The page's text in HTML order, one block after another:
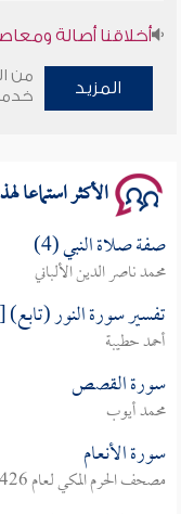
أخلاقنا أصالة
وأمنهم من خوف 9
المزيد
من
الأكثر استماعا
صفة صلاة النبي (4)
محمد ناصر الدين الألباني
تفسير سورة النور (تابع) [6 -
أحمد حطيبة
سورة القصص
محمد أيوب
سورة الأنعام
مصحف الحرم المكي لعام 1426هـ